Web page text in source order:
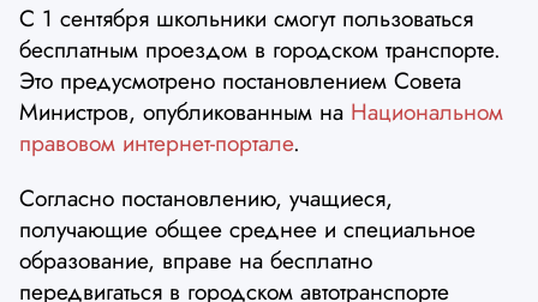
С 1 сентября школьники смогут пользоваться
бесплатным проездом в городском транспорте.
Это предусмотрено постановлением Совета
Министров, опубликованным на Национальном
правовом интернет-портале.
Согласно постановлению, учащиеся,
получающие общее среднее и специальное
образование, вправе на бесплатно
передвигаться в городском автотранспорте